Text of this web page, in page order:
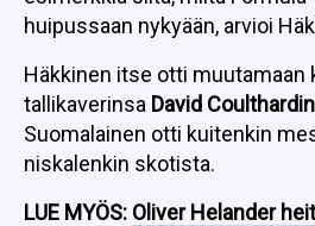
huipussaan nykyään, arvioi
Häkkinen itse otti muutamaan
tallikaverinsa David Coulthardin
Suomalainen otti kuitenkin
niskalenkin skotista.
LUE MYÖS: Oliver Helander